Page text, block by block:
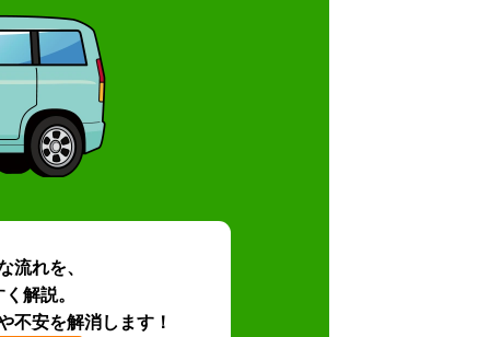
流れを、
解説。
不安を解消します！